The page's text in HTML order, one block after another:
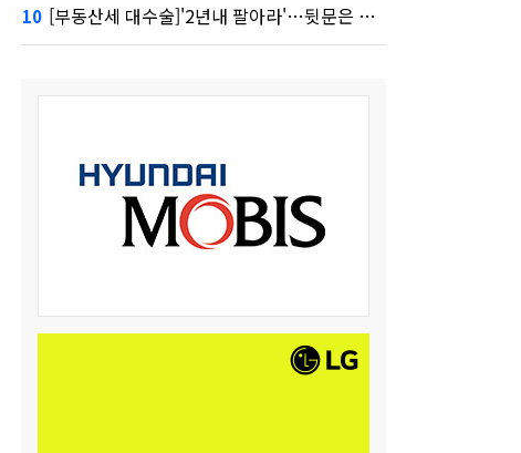
10 [부동산세 대수술]'2년내 팔아라'…뒷문은 열었다